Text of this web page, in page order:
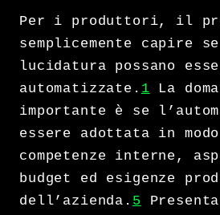
Per i produttori, il
semplicemente capire
lucidatura possano
automatizzate. 1 La
importante è se
essere adottata in
competenze interne,
budget ed esigenze
dell’azienda. 5